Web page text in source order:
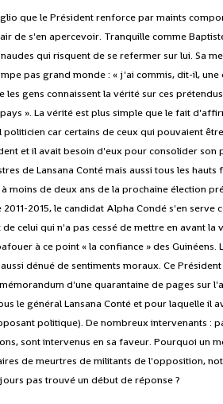
que le Président renforce par maints
de s'en apercevoir. Tranquille comme
qui risquent de se refermer sur lui. Sa
pas grand monde : « j'ai commis, dit-il,
les gens connaissent la vérité sur ces
». La vérité est plus simple que le fait
politicien car certains de ceux qui pouvaient
et il avait besoin d'eux pour consolider son
de Lansana Conté mais aussi tous les
moins de deux ans de la prochaine élection
2015, le candidat Alpha Condé s'en serve
celui qui n'a pas cessé de mettre en avant
à ce point « la confiance » des
dénué de sentiments moraux. Ce
d'une quarantaine de pages sur
le général Lansana Conté et pour laquelle il
politique). De nombreux intervenants :
sont intervenus en sa faveur. Pourquoi un
de meurtres de militants de l'opposition,
pas trouvé un début de réponse ?